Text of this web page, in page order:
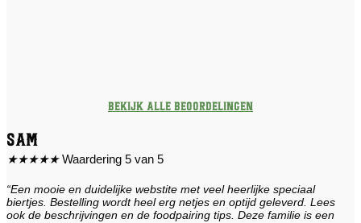
Bekijk alle beoordelingen
Sam
★★★★★ Waardering 5 van 5
“Een mooie en duidelijke webstite met veel heerlijke speciaal
biertjes. Bestelling wordt heel erg netjes en optijd geleverd. Lees
ook de beschrijvingen en de foodpairing tips. Deze familie is een